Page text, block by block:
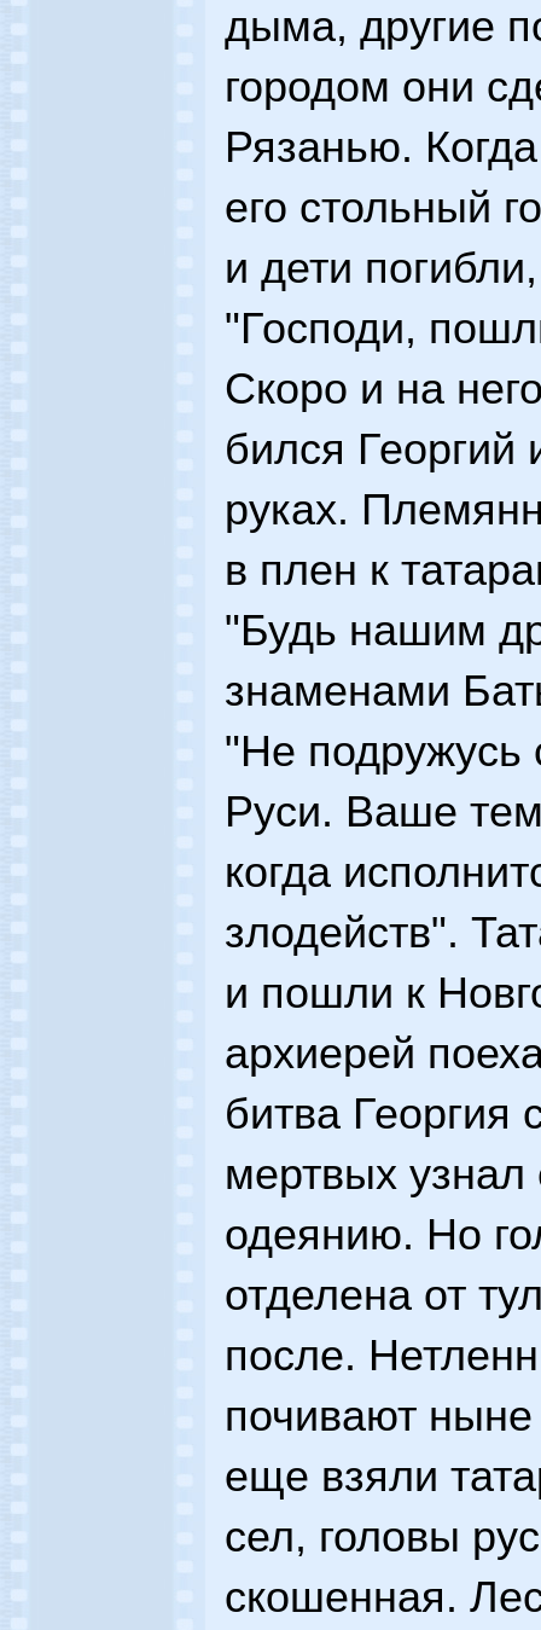
дыма, другие
городом они
Рязанью.
его стольный
и дети
"Господи,
Скоро и на
бился
руках.
в плен к
"Будь нашим
знаменами
"Не подружусь
Руси. Ваше
когда
злодейств".
и пошли к
архиерей
битва Георгия
мертвых узнал
одеянию. Но
отделена от
после.
почивают
еще взяли
сел, головы
скошенная.